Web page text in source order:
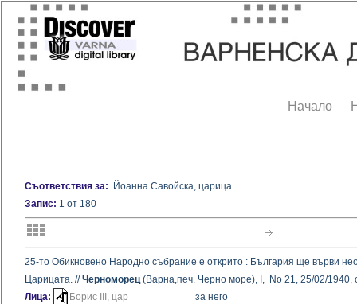
Начало
Съответствия за: Йоанна Савойска, царица
Запис: 1 от 180
25-то Обикновено Народно събрание е открито : България ще върви
Царицата. //Черноморец(Варна,печ. Черно море), I, No 21, 25/02/1940,
Лица:
Борис III, цар
за него